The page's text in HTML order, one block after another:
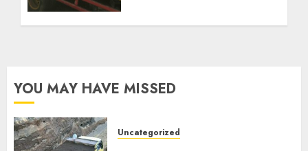
YOU MAY HAVE MISSED
Uncategorized